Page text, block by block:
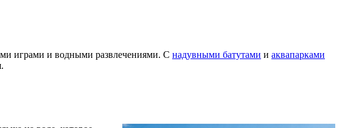
играми и водными развлечениями. С надувными батутами и аквапарками